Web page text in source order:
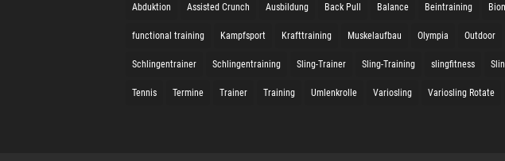
Abduktion Assisted Crunch Ausbildung Back Pull Balance Beintraining
functional training Kampfsport Krafttraining Muskelaufbau Olympia Outdoor
Schlingentrainer Schlingentraining Sling-Trainer Sling-Training slingfitness
Tennis Termine Trainer Training Umlenkrolle Variosling Variosling Rotate